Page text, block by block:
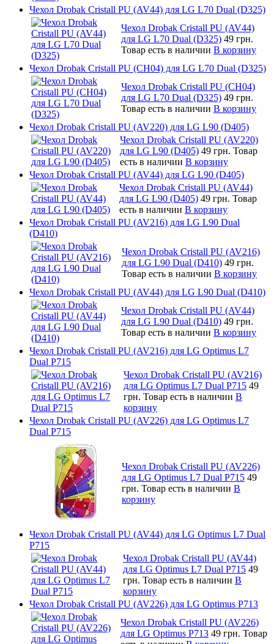
Чехол Drobak Cristall PU (AV44) для LG L70 Dual (D325)
Чехол Drobak Cristall PU (AV44)
для LG L70 Dual (D325) 49 грн.
Товар есть в наличии В корзину
Чехол Drobak Cristall PU (CH04) для LG L70 Dual (D325)
Чехол Drobak Cristall PU (CH04)
для LG L70 Dual (D325) 49 грн.
Товар есть в наличии В корзину
Чехол Drobak Cristall PU (AV220) для LG L90 (D405)
Чехол Drobak Cristall PU (AV220)
для LG L90 (D405) 49 грн. Товар
есть в наличии В корзину
Чехол Drobak Cristall PU (AV44) для LG L90 (D405)
Чехол Drobak Cristall PU (AV44)
для LG L90 (D405) 49 грн. Товар
есть в наличии В корзину
Чехол Drobak Cristall PU (AV216) для LG L90 Dual
(D410)
Чехол Drobak Cristall PU (AV216)
для LG L90 Dual (D410) 49 грн.
Товар есть в наличии В корзину
Чехол Drobak Cristall PU (AV44) для LG L90 Dual (D410)
Чехол Drobak Cristall PU (AV44)
для LG L90 Dual (D410) 49 грн.
Товар есть в наличии В корзину
Чехол Drobak Cristall PU (AV216) для LG Optimus L7
Dual P715
Чехол Drobak Cristall PU (AV216)
для LG Optimus L7 Dual P715 49
грн. Товар есть в наличии В
корзину
Чехол Drobak Cristall PU (AV226) для LG Optimus L7
Dual P715
Чехол Drobak Cristall PU (AV226)
для LG Optimus L7 Dual P715 49
грн. Товар есть в наличии В
корзину
Чехол Drobak Cristall PU (AV44) для LG Optimus L7 Dual
P715
Чехол Drobak Cristall PU (AV44)
для LG Optimus L7 Dual P715 49
грн. Товар есть в наличии В
корзину
Чехол Drobak Cristall PU (AV226) для LG Optimus P713
Чехол Drobak Cristall PU (AV226)
для LG Optimus P713 49 грн. Товар